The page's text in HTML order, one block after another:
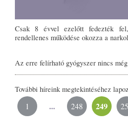
Csak 8 évvel ezelőtt fedezték
rendellenes működése okozza a
Az erre felírható gyógyszer nincs
További híreink megtekintéséhez
1 ... 248 249